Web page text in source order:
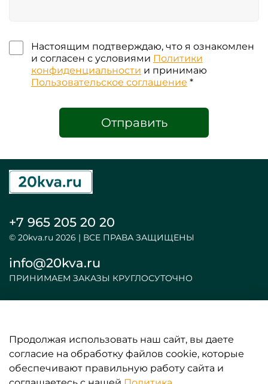
Настоящим подтверждаю, что я ознакомлен
и согласен с условиями Политики
конфиденциальности и принимаю
Пользовательское соглашение *
Отправить
ООО «АКБ и ИБП»
+7 965 205 20 20
© 20kva.ru 2026 | ВСЕ ПРАВА ЗАЩИЩЕНЫ
info@20kva.ru
ПРИНИМАЕМ ЗАКАЗЫ КРУГЛОСУТОЧНО
Продолжая использовать наш сайт, вы даете
согласие на обработку файлов cookie, которые
обеспечивают правильную работу сайта и